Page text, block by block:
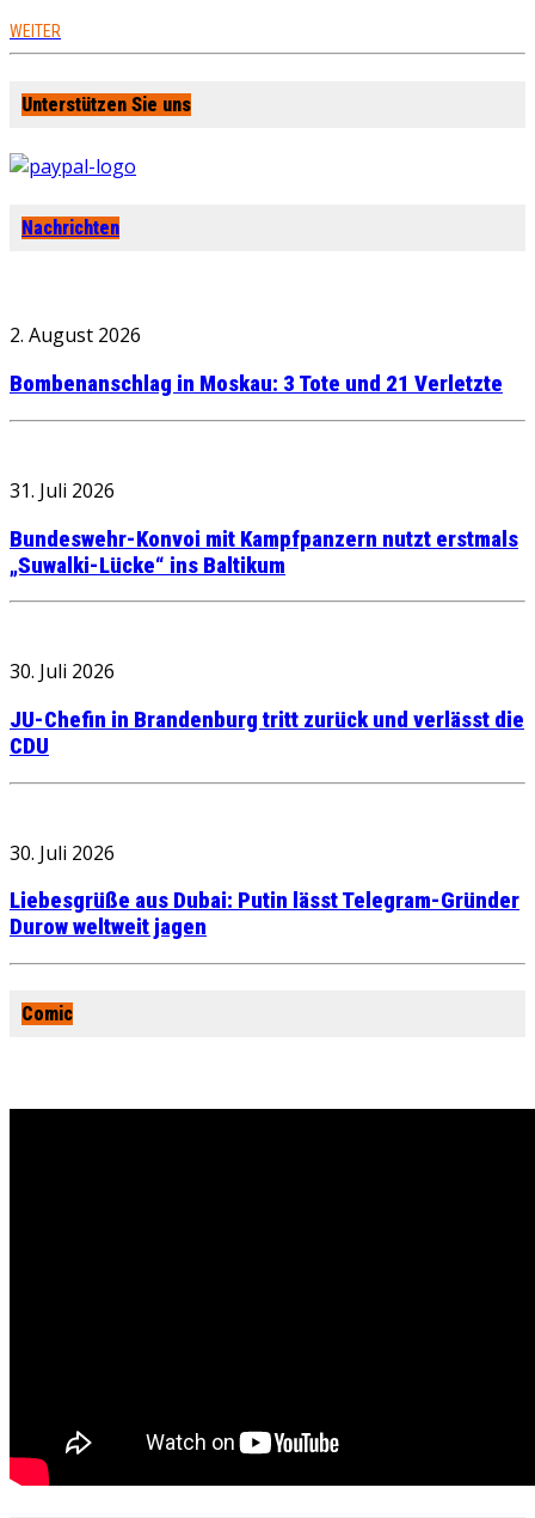
WEITER
Unterstützen Sie uns
Nachrichten
2. August 2026
Bombenanschlag in Moskau: 3 Tote und 21 Verletzte
31. Juli 2026
Bundeswehr-Konvoi mit Kampfpanzern nutzt erstmals
„Suwalki-Lücke“ ins Baltikum
30. Juli 2026
JU-Chefin in Brandenburg tritt zurück und verlässt die
CDU
30. Juli 2026
Liebesgrüße aus Dubai: Putin lässt Telegram-Gründer
Durow weltweit jagen
Comic